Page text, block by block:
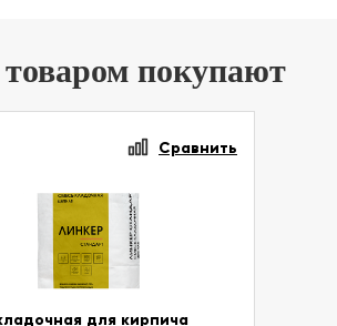
покупают
Сравнить
для кирпича